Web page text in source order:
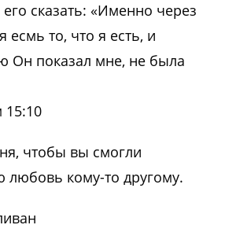
сказать: «Именно через
то, что я есть, и
Он показал мне, не была
15:10
чтобы вы смогли
любовь кому-то другому.